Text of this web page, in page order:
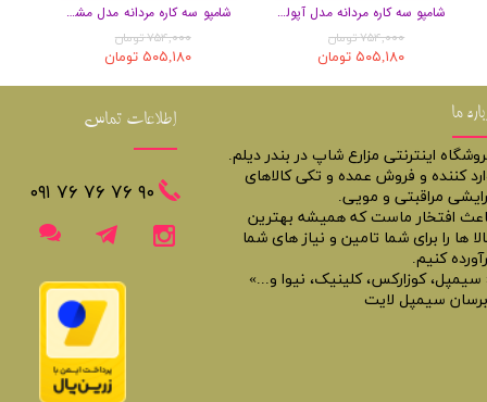
شامپو سه کاره مردانه مدل مشکی حجم 400 میل
۷۵۴,۰۰۰ تومان
۵۰۵,۱۸۰ تومان
شامپو سه کاره مردانه مدل آپولو حجم 400 میل
۷۵۴,۰۰۰ تومان
۵۰۵,۱۸۰ تومان
ما
اینترنتی مزارع شاپ در بندر دیلم.
کننده و فروش عمده و تکی کالاهای
مراقبتی و مویی.
افتخار ماست که همیشه بهترین
ها را برای شما تامین و نیاز های شما
کنیم.
سیمپل، کوزارکس، کلینیک، نیوا و...»
سیمپل لایت
اطلاعات تماس
​​٩٠ ٧۶ ٧۶ ٧۶ ٠٩١